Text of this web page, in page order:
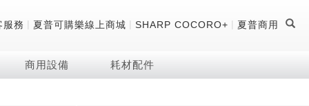
服務 | 夏普可購樂線上商城 | SHARP COCORO+ | 夏普商用
商用設備 耗材配件